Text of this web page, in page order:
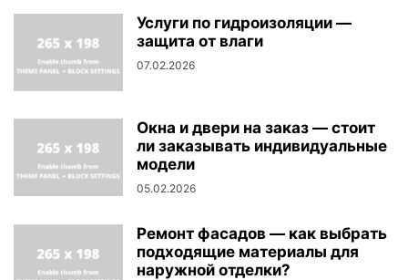
Услуги по гидроизоляции —
защита от влаги
07.02.2026
Окна и двери на заказ — стоит
ли заказывать индивидуальные
модели
05.02.2026
Ремонт фасадов — как выбрать
подходящие материалы для
наружной отделки?